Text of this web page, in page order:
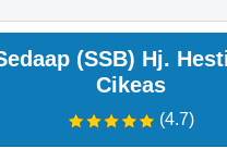
(SSB) Hj.
Cikeas
(4.7)